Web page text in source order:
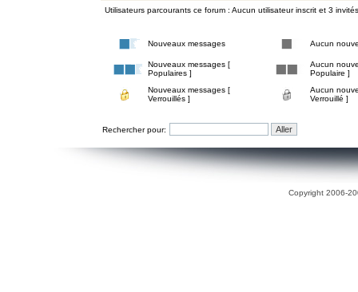
Utilisateurs parcourants ce forum : Aucun utilisateur inscrit et 3 invités
Nouveaux messages Aucun
Nouveaux messages [
Populaires ]
Aucun
Populaire ]
Nouveaux messages [
Verrouillés ]
Aucun
Verrouillé ]
Rechercher pour:
Copyright 2006-